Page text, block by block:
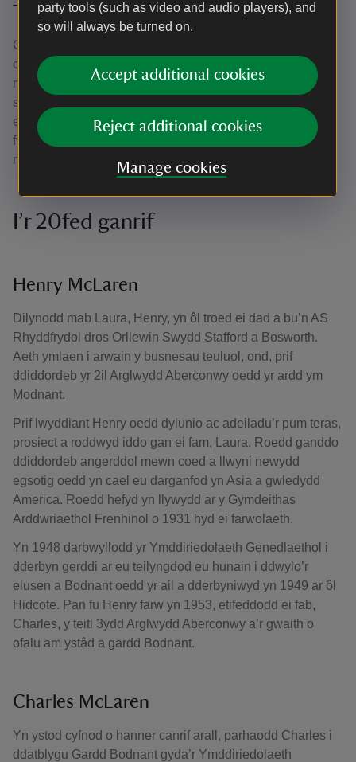
party tools (such as video and audio players), and
so will always be turned on.
Accept additional cookies
Reject additional cookies
Manage cookies
Tair cenhedlaeth yn cefnogi merched
Credai Laura bod cefnogi merched yn allweddol i gadw
cenedl yn iach, o’r crud i’r bedd. Cymerodd dros 60
mlynedd o waith caled gan dair cenhedlaeth o’r teulu i
sicrhau bod y Ddeddf Cynrychiolaeth y Bobl 1918 yn cael
ei chymeradwyo. Ni fu Agnes a Priscilla, mamau’r teulu,
fyw i weld y diwrnod hwnnw, ond fe wnaeth Laura a’i
merched.
I’r 20fed ganrif
Henry McLaren
Dilynodd mab Laura, Henry, yn ôl troed ei dad a bu’n AS
Rhyddfrydol dros Orllewin Swydd Stafford a Bosworth.
Aeth ymlaen i arwain y busnesau teuluol, ond, prif
ddiddordeb yr 2il Arglwydd Aberconwy oedd yr ardd ym
Modnant.
Prif lwyddiant Henry oedd dylunio ac adeiladu’r pum teras,
prosiect a roddwyd iddo gan ei fam, Laura. Roedd ganddo
ddiddordeb angerddol mewn coed a llwyni newydd
egsotig oedd yn cael eu darganfod yn Asia a gwledydd
America. Roedd hefyd yn llywydd ar y Gymdeithas
Arddwriaethol Frenhinol o 1931 hyd ei farwolaeth.
Yn 1948 darbwyllodd yr Ymddiriedolaeth Genedlaethol i
dderbyn gerddi ar eu teilyngdod eu hunain i ddwylo’r
elusen a Bodnant oedd yr ail a dderbyniwyd yn 1949 ar ôl
Hidcote. Pan fu Henry farw yn 1953, etifeddodd ei fab,
Charles, y teitl 3ydd Arglwydd Aberconwy a’r gwaith o
ofalu am ystâd a gardd Bodnant.
Charles McLaren
Yn ystod cyfnod o hanner canrif arall, parhaodd Charles i
ddatblygu Gardd Bodnant gyda’r Ymddiriedolaeth